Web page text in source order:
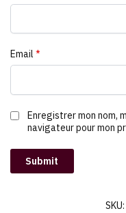
Email *
Enregistrer mon nom,
navigateur pour mon
SKU: